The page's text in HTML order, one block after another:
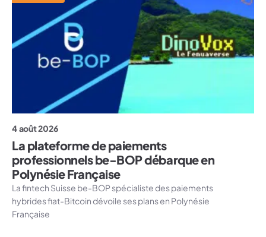
4 août 2026
La plateforme de paiements
professionnels be-BOP débarque en
Polynésie Française
La fintech Suisse be-BOP spécialiste des paiements
hybrides fiat-Bitcoin dévoile ses plans en Polynésie
Française